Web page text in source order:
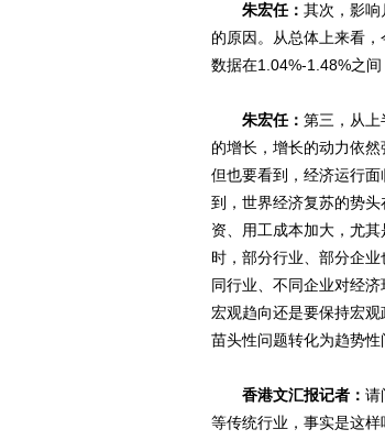
朱宏任： 其次，影响
的原因。从总体上来看
数据在1.04%-1.48%之
朱宏任： 第三，从上
的增长，增长的动力依
但也要看到，经济运行
到，世界经济复苏的势
资、用工成本加大，尤
时，部分行业、部分企
同行业、不同企业对经
宏观趋向还是要保持宏
苗头性问题转化为趋势性
香港文汇报记者： 请
等传统行业，事实是这